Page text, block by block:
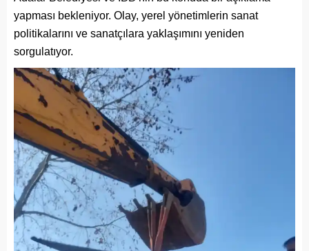
yapması bekleniyor. Olay, yerel yönetimlerin sanat
politikalarını ve sanatçılara yaklaşımını yeniden
sorgulatıyor.